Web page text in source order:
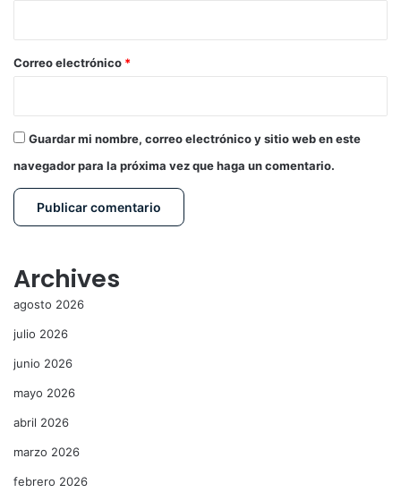
*
Correo electrónico *
Guardar mi nombre, correo electrónico y sitio web en este
navegador para la próxima vez que haga un comentario.
Archives
agosto 2026
julio 2026
junio 2026
mayo 2026
abril 2026
marzo 2026
febrero 2026